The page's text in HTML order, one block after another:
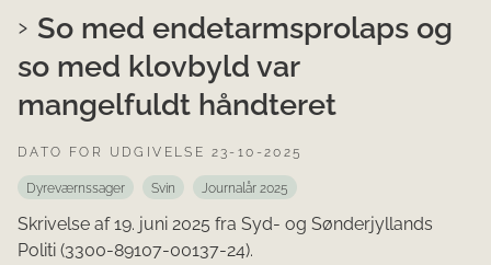
So med endetarmsprolaps og
so med klovbyld var
mangelfuldt håndteret
DATO FOR UDGIVELSE 23-10-2025
Dyreværnssager Svin Journalår 2025
Skrivelse af 19. juni 2025 fra Syd- og Sønderjyllands
Politi (3300-89107-00137-24).